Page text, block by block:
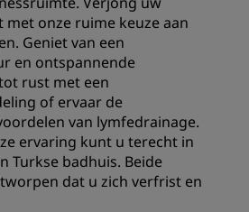
met onze ruime keuze aan
Geniet van een
en ontspannende
rust met een
of ervaar de
van lymfedrainage.
ervaring kunt u terecht in
Turkse badhuis. Beide
dat u zich verfrist en